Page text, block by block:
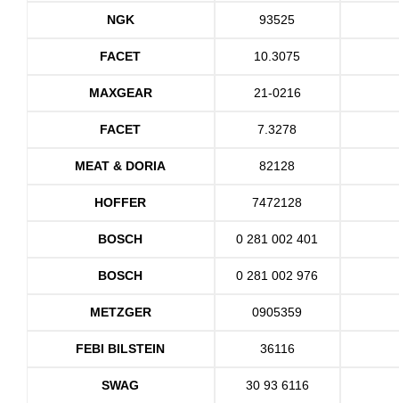
NGK 93525
FACET 10.3075
MAXGEAR 21-0216
FACET 7.3278
MEAT & DORIA 82128
HOFFER 7472128
BOSCH 0 281 002 401
BOSCH 0 281 002 976
METZGER 0905359
FEBI BILSTEIN 36116
SWAG 30 93 6116